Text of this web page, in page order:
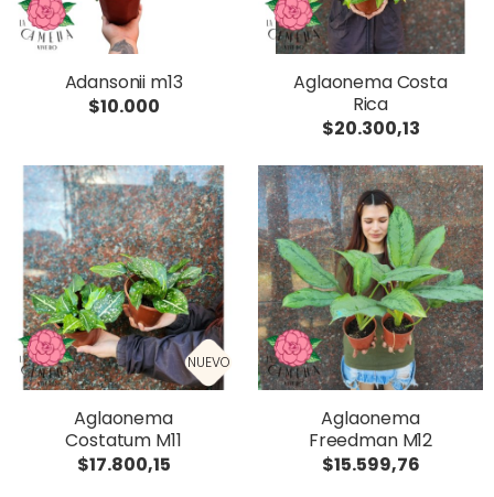
Adansonii m13
$10.000
Aglaonema Costa
Rica
$20.300,13
NUEVO
Aglaonema
Costatum M11
$17.800,15
Aglaonema
Freedman M12
$15.599,76